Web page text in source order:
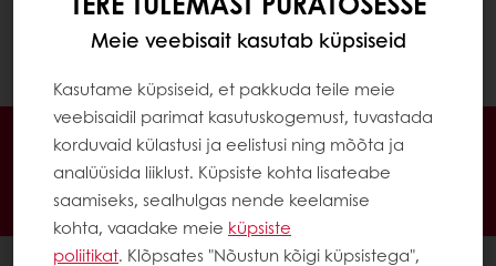
Tellimuse muutmiseks või tühistamiseks võtke
meiega ühendust e-posti või telefoni teel.
Meie veebisait kasutab küpsiseid
Kasutame küpsiseid, et pakkuda teile meie
veebisaidil parimat kasutuskogemust, tuvastada
korduvaid külastusi ja eelistusi ning mõõta ja
analüüsida liiklust. Küpsiste kohta lisateabe
saamiseks, sealhulgas nende keelamise
kohta, vaadake meie küpsiste
poliitikat. Klõpsates "Nõustun kõigi küpsistega",
Veebis 24/7
Eksklusiivsed pakkumised
Inspireerivad retseptid
Klientide ülevaated
Uudised ja trendid